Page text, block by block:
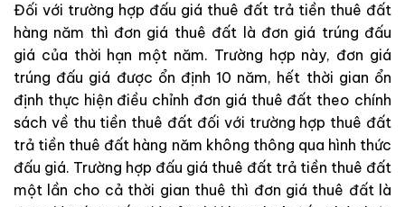
Đối với trường hợp đấu giá thuê đất trả tiền thuê đất
hàng năm thì đơn giá thuê đất là đơn giá trúng đấu
giá của thời hạn một năm. Trường hợp này, đơn giá
trúng đấu giá được ổn định 10 năm, hết thời gian ổn
định thực hiện điều chỉnh đơn giá thuê đất theo chính
sách về thu tiền thuê đất đối với trường hợp thuê đất
trả tiền thuê đất hàng năm không thông qua hình thức
đấu giá. Trường hợp đấu giá thuê đất trả tiền thuê đất
một lần cho cả thời gian thuê thì đơn giá thuê đất là